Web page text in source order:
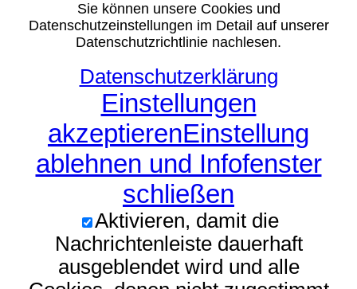
Sie können unsere Cookies und
Datenschutzeinstellungen im Detail auf unserer
Datenschutzrichtlinie nachlesen.
Datenschutzerklärung
Einstellungen
akzeptierenEinstellung
ablehnen und Infofenster
schließen
Aktivieren, damit die
Nachrichtenleiste dauerhaft
ausgeblendet wird und alle